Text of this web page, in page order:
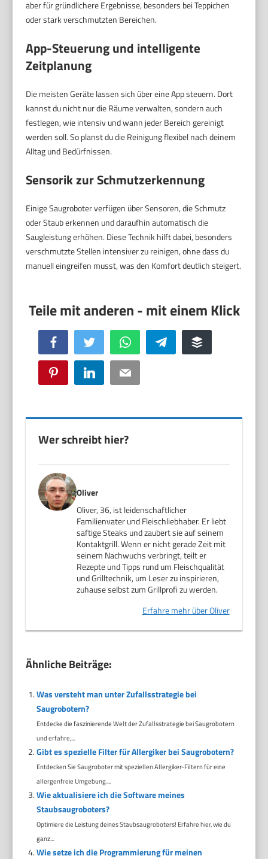
aber für gründlichere Ergebnisse, besonders bei Teppichen
oder stark verschmutzten Bereichen.
App-Steuerung und intelligente
Zeitplanung
Die meisten Geräte lassen sich über eine App steuern. Dort
kannst du nicht nur die Räume verwalten, sondern auch
festlegen, wie intensiv und wann jeder Bereich gereinigt
werden soll. So planst du die Reinigung flexibel nach deinem
Alltag und Bedürfnissen.
Sensorik zur Schmutzerkennung
Einige Saugroboter verfügen über Sensoren, die Schmutz
oder Staub erkennen und daraufhin automatisch die
Saugleistung erhöhen. Diese Technik hilft dabei, besonders
verschmutzte Stellen intensiver zu reinigen, ohne dass du
manuell eingreifen musst, was den Komfort deutlich steigert.
Facebook Twitter WhatsApp Telegram Buffer
Pinterest LinkedIn Email
Wer schreibt hier?
Oliver
Oliver, 36, ist leidenschaftlicher
Familienvater und Fleischliebhaber. Er liebt
saftige Steaks und zaubert sie auf seinem
Kontaktgrill. Wenn er nicht gerade Zeit mit
seinem Nachwuchs verbringt, teilt er
Rezepte und Tipps rund um Fleischqualität
und Grilltechnik, um Leser zu inspirieren,
zuhause selbst zum Grillprofi zu werden.
Erfahre mehr über Oliver
Ähnliche Beiträge:
Was versteht man unter Zufallsstrategie bei
Saugrobotern?
Entdecke die faszinierende Welt der Zufallsstrategie bei Saugrobotern
und erfahre,...
Gibt es spezielle Filter für Allergiker bei Saugrobotern?
Entdecken Sie Saugroboter mit speziellen Allergiker-Filtern für eine
allergenfreie Umgebung....
Wie aktualisiere ich die Software meines
Staubsaugroboters?
Optimiere die Leistung deines Staubsaugroboters! Erfahre hier, wie du
ganz...
Wie setze ich die Programmierung für meinen